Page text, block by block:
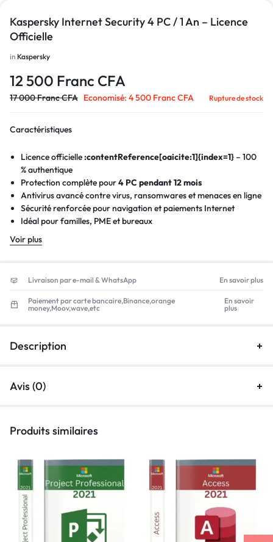
Kaspersky Internet Security 4 PC / 1 An – Licence
Officielle
in Kaspersky
12 500 Franc CFA
17 000Franc CFA Economisé: 4 500 Franc CFA Rupture de stock
Caractéristiques
Licence officielle:contentReference[oaicite:1]{index=1}– 100
% authentique
Protection complète pour4 PC pendant 12 mois
Antivirus avancé contre virus, ransomwares et menaces en ligne
Sécurité renforcée pour navigation et paiements Internet
Idéal pour familles, PME et bureaux
Livraison digitale rapide par e-mail & WhatsApp
Voir plus
Livraison par e-mail & WhatsApp En savoir plus
Paiement par carte bancaire,Binance,orange
money,Moov,wave,etc
En savoir
plus
Description
Avis (0)
Produits similaires